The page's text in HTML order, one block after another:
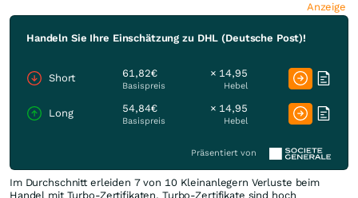
Anzeige
Handeln Sie Ihre Einschätzung zu DHL (Deutsche Post)!
Short 61,82€
Basispreis
× 14,95
Hebel
Long 54,84€
Basispreis
× 14,95
Hebel
Präsentiert von
Im Durchschnitt erleiden 7 von 10 Kleinanlegern Verluste beim
Handel mit Turbo-Zertifikaten. Turbo-Zertifikate sind hoch